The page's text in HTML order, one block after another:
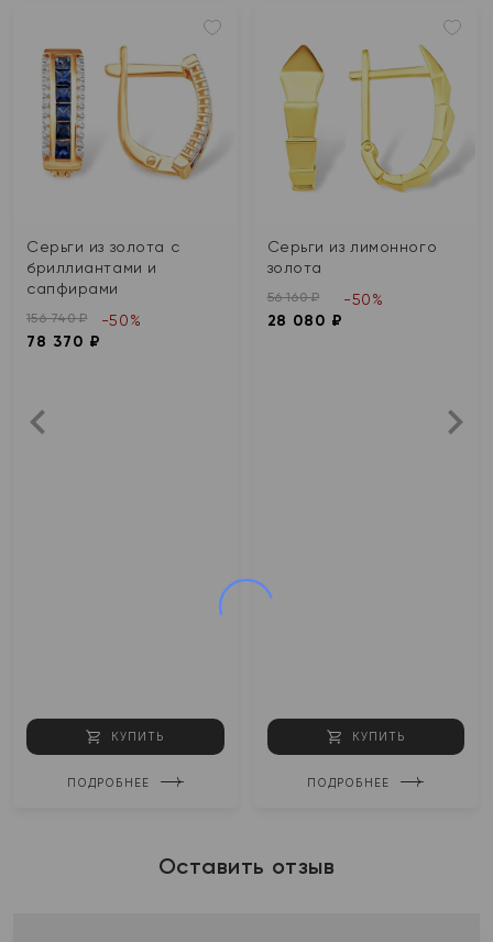
Серьги из золота с
бриллиантами и
сапфирами
156 740 ₽
78 370 ₽
-50%
КУПИТЬ
ПОДРОБНЕЕ
Серьги из лимонного
золота
56 160 ₽
28 080 ₽
-50%
КУПИТЬ
ПОДРОБНЕЕ
Оставить отзыв